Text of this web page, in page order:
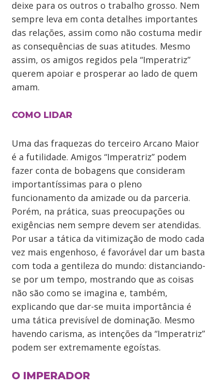
deixe para os outros o trabalho grosso. Nem
sempre leva em conta detalhes importantes
das relações, assim como não costuma medir
as consequências de suas atitudes. Mesmo
assim, os amigos regidos pela “Imperatriz”
querem apoiar e prosperar ao lado de quem
amam.
COMO LIDAR
Uma das fraquezas do terceiro Arcano Maior
é a futilidade. Amigos “Imperatriz” podem
fazer conta de bobagens que consideram
importantíssimas para o pleno
funcionamento da amizade ou da parceria.
Porém, na prática, suas preocupações ou
exigências nem sempre devem ser atendidas.
Por usar a tática da vitimização de modo cada
vez mais engenhoso, é favorável dar um basta
com toda a gentileza do mundo: distanciando-
se por um tempo, mostrando que as coisas
não são como se imagina e, também,
explicando que dar-se muita importância é
uma tática previsível de dominação. Mesmo
havendo carisma, as intenções da “Imperatriz”
podem ser extremamente egoístas.
O IMPERADOR